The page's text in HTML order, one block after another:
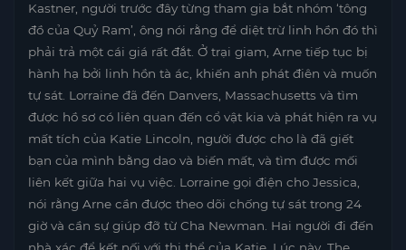
Kastner, người trước đây từng tham gia bắt nhóm ‘tông
đồ của Quỷ Ram’, ông nói rằng để diệt trừ linh hồn đó thì
phải trả một cái giá rất đắt. Ở trại giam, Arne tiếp tục bị
hành hạ bởi linh hồn tà ác, khiến anh phát điên và muốn
tự sát. Lorraine đã đến Danvers, Massachusetts và tìm
được hồ sơ có liên quan đến cổ vật kia và phát hiện ra vụ
mất tích của Katie Lincoln, người được cho là đã giết
bạn của mình bằng dao và biến mất, và tìm được mối
liên kết giữa hai vụ việc. Lorraine gọi điện cho Jessica,
nói rằng Arne cần được theo dõi chống tự sát trong 24
giờ và cần sự giúp đỡ từ Cha Newman. Hai người đi đến